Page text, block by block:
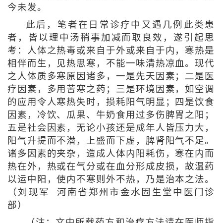
今未发。
此后，笔者在日常诊疗中又遇几例此类患
者，皆以理中汤稍事加减而取良效，遂引起思
考：人体之热毒或来自于外或来自于内，寒热是
相伴而生，见热思寒，不能一味清热凉血。现代
之人体质多寒原因诸多，一是先天因素；二是医
疗因素，多用苦寒之药；三是环境因素，如空调
的应用令人寒热失时，损耗阳气明显；四是饮食
因素，冷饮、瓜果、牛奶食用过多伤脾胃之阳；
五是社会因素，无论小孩还是成年人皆压力大，
阳气升提而不潜，上盛而下虚，脾肾阳气不足。
诸多因素的夹杂，造成人体内阳耗伤，寒在内而
热在外，热或在气分或在血分形成皮损，故温药
以运中阳，使内不寒则外不热，乃是治本之法。
（刘现军 河南省郑州市金水固生堂中医门诊
部）